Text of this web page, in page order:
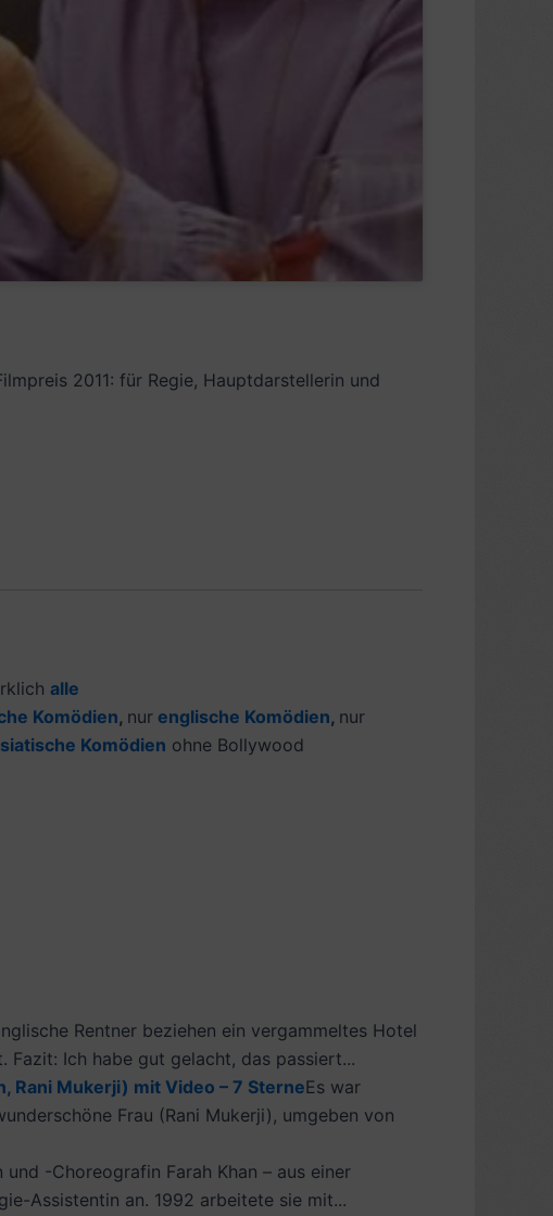
2011: für Regie, Hauptdarstellerin und
alle
Komödien, nur englische Komödien, nur
Komödien ohne Bollywood
Rentner beziehen ein vergammeltes Hotel
Fazit: Ich habe gut gelacht, das passiert...
Rani Mukerji) mit Video – 7 SterneEs war
Frau (Rani Mukerji), umgeben von
und -Choreografin Farah Khan – aus einer
Assistentin an. 1992 arbeitete sie mit...